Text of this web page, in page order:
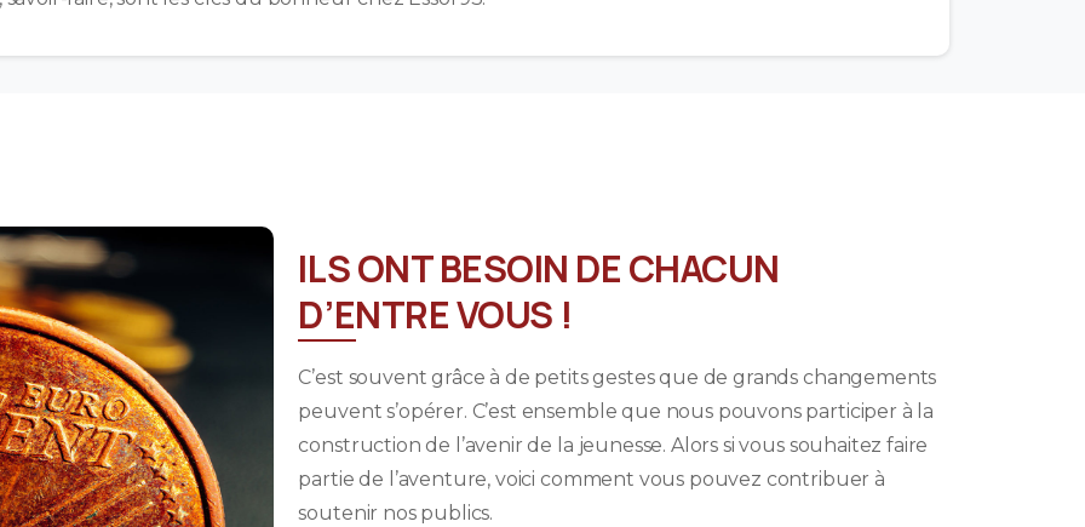
ILS ONT BESOIN DE CHACUN
D’ENTRE VOUS !
C’est souvent grâce à de petits gestes que de grands changements
peuvent s’opérer. C’est ensemble que nous pouvons participer à la
construction de l’avenir de la jeunesse. Alors si vous souhaitez faire
partie de l’aventure, voici comment vous pouvez contribuer à
soutenir nos publics.